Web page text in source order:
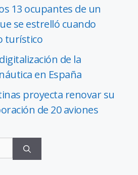
13 ocupantes de un
se estrelló cuando
turístico
de la
en España
proyecta renovar su
de 20 aviones